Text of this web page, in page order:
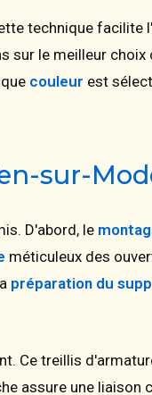
technique facilite
sur le meilleur choix
couleur est
sur-
D'abord, le
méticuleux des
préparation du
Ce treillis
assure une liaison